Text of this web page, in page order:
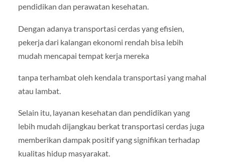
pendidikan dan perawatan kesehatan.
Dengan adanya transportasi cerdas yang efisien,
pekerja dari kalangan ekonomi rendah bisa lebih
mudah mencapai tempat kerja mereka
tanpa terhambat oleh kendala transportasi yang mahal
atau lambat.
Selain itu, layanan kesehatan dan pendidikan yang
lebih mudah dijangkau berkat transportasi cerdas juga
memberikan dampak positif yang signifikan terhadap
kualitas hidup masyarakat.